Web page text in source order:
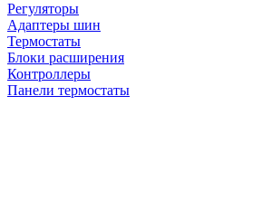
Регуляторы
Адаптеры шин
Термостаты
Блоки расширения
Контроллеры
Панели термостаты